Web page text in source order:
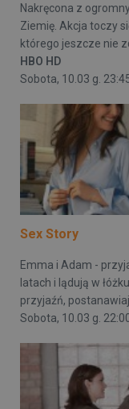
Nakręcona z
Ziemię. Akcja toczy
którego jeszcze nie
HBO HD
Sobota, 10.03 g.
Sex Story
Emma i Adam -
latach i lądują w
przyjaźń,
Sobota, 10.03 g.